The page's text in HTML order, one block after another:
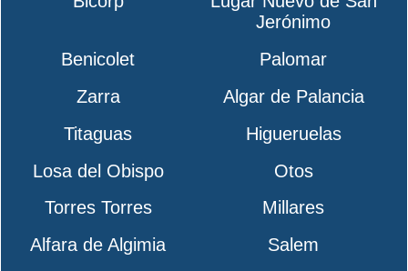
Jerónimo
Benicolet
Palomar
Zarra
Algar de Palancia
Titaguas
Higueruelas
Losa del Obispo
Otos
Torres Torres
Millares
Alfara de Algimia
Salem